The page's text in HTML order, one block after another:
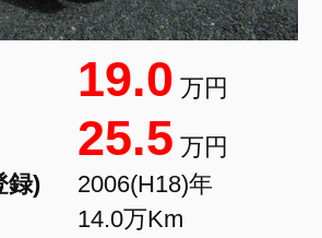
19.0 万円
25.5 万円
録)
2006(H18)年
14.0万Km